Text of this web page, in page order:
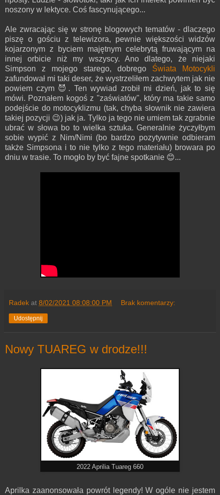
noszony w lektyce. Coś fascynującego...
Ale zwracając się w stronę blogowych tematów - dlaczego
piszę o gościu z telewizora, pewnie większości widzów
kojarzonym z byciem majętnym celebrytą fruwającym na
innej orbicie niż my wszyscy. Ano dlatego, że niejaki
Simpson z mojego starego, dobrego Świata Motocykli
zafundował mi taki deser, że wystrzeliłem zachwytem jak nie
powiem czym 😈. Ten wywiad zrobił mi dzień, jak to się
mówi. Poznałem kogoś z "zaświatów", który ma takie samo
podejście do motocyklizmu (tak, chyba słownik nie zawiera
takiej pozycji 😉) jak ja. Tylko ja tego nie umiem tak zgrabnie
ubrać w słowa bo to wielka sztuka. Generalnie życzyłbym
sobie wypić z Nim/Nimi (bo bardzo pozytywnie odbieram
także Simpsona i to nie tylko z tego materiału) browara po
dniu w trasie. To mogło by być fajne spotkanie 😊...
Radek at 8/02/2021 08:08:00 PM Brak komentarzy:
Udostępnij
Nowy TUAREG w drodze!!!
2022 Aprilia Tuareg 660
Aprilka zaanonsowała powrót legendy! W ogóle nie jestem